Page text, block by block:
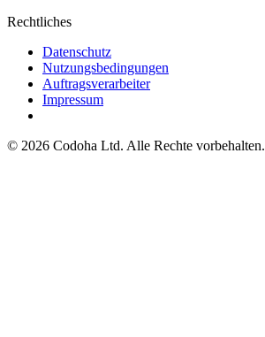
Rechtliches
Datenschutz
Nutzungsbedingungen
Auftragsverarbeiter
Impressum
© 2026 Codoha Ltd. Alle Rechte vorbehalten.